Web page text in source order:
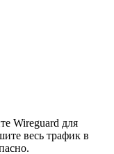
Wireguard для
весь трафик в